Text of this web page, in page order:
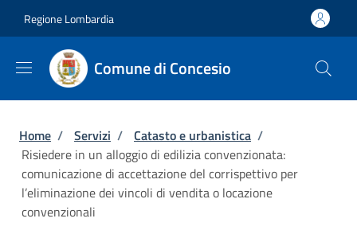
Regione Lombardia
Comune di Concesio
Briciole di pane
Home / Servizi / Catasto e urbanistica /
Risiedere in un alloggio di edilizia convenzionata:
comunicazione di accettazione del corrispettivo per
l’eliminazione dei vincoli di vendita o locazione
convenzionali